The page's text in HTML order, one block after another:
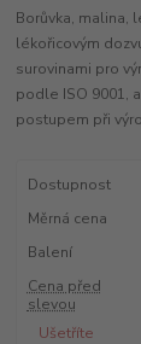
Borůvka, malina,
lékořicovým
surovinami pro
podle ISO 9001,
postupem při
Dostupnost
Měrná cena
Balení
Cena před
slevou
Ušetříte